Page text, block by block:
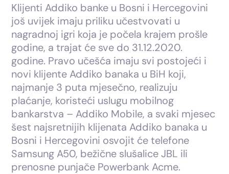
Klijenti Addiko banke u Bosni i Hercegovini
još uvijek imaju priliku učestvovati u
nagradnoj igri koja je počela krajem prošle
godine, a trajat će sve do 31.12.2020.
godine. Pravo učešća imaju svi postojeći i
novi klijente Addiko banaka u BiH koji,
najmanje 3 puta mjesečno, realizuju
plaćanje, koristeći uslugu mobilnog
bankarstva – Addiko Mobile, a svaki mjesec
šest najsretnijih klijenata Addiko banaka u
Bosni i Hercegovini osvojit će telefone
Samsung A50, bežične slušalice JBL ili
prenosne punjače Powerbank Acme.